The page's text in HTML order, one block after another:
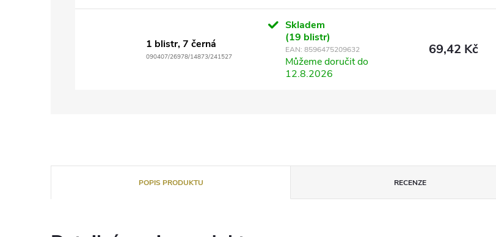
1 blistr, 7 černá
090407/26978/14873/241527
Skladem
(19 blistr)
EAN: 8596475209632
Můžeme doručit do
12.8.2026
69,42 Kč
POPIS PRODUKTU RECENZE